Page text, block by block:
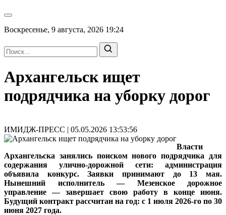
Воскресенье, 9 августа, 2026 19:24
Архангельск ищет
подрядчика на уборку дорог
ИМИДЖ-ПРЕСС | 05.05.2026 13:53:56
Власти
Архангельска занялись поиском нового подрядчика для
содержания улично‑дорожной сети: администрация
объявила конкурс. Заявки принимают до 13 мая.
Нынешний исполнитель — Мезенское дорожное
управление — завершает свою работу в конце июня.
Будущий контракт рассчитан на год: с 1 июля 2026‑го по 30
июня 2027 года.